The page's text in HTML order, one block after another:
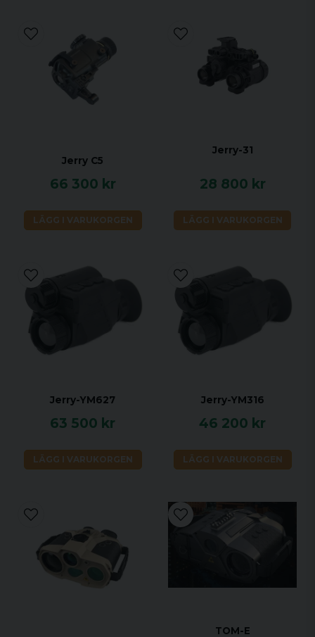
Jerry C5
66 300 kr
LÄGG I VARUKORGEN
Jerry-31
28 800 kr
LÄGG I VARUKORGEN
Jerry-YM627
63 500 kr
LÄGG I VARUKORGEN
Jerry-YM316
46 200 kr
LÄGG I VARUKORGEN
TOM-E